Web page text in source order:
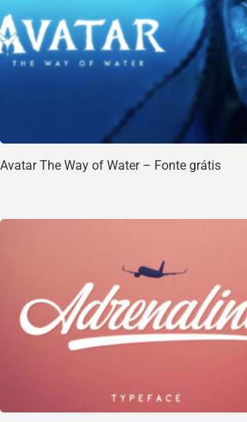
Avatar The Way of Water – Fonte grátis